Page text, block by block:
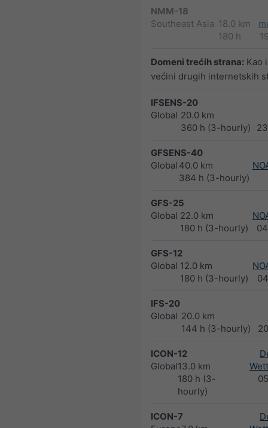
NMM-18
Southeast Asia 18.0 km
180 h
Domeni trećih strana: Kao
većini drugih internetskih
IFSENS-20
Global 20.0 km
360 h (3-hourly)
GFSENS-40
Global 40.0 km
384 h (3-hourly)
GFS-25
Global 22.0 km
180 h (3-hourly)
GFS-12
Global 12.0 km
180 h (3-hourly)
IFS-20
Global 20.0 km
144 h (3-hourly)
ICON-12
Global13.0 km
180 h (3-
hourly)
ICON-7